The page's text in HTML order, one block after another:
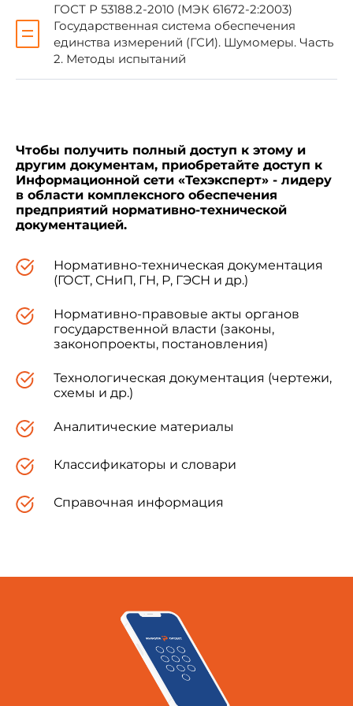
(артикуляционных таблиц).
Определение разборчивости речи следует
проводить в залах с естественной акустикой, а
Определение разборчивости речи в новых
и реконструируемых залах следует проводить
во время работы рабочей комиссии по приемке
этих помещений в эксплуатацию; при этом в
залах с количеством мест свыше 1200
обязательным. Необходимость определения
разборчивости речи в новых и
реконструируемых залах с количеством мест
1200 и менее, а также в существующих залах
устанавливается соответственно заказчиком
или предприятием, организацией,
учреждением, в ведении которых находятся
пояснения приведены в справочном
должно проводиться в пустом зале.
кондиционирования или вентиляции,
освещения должны соответствовать обычным
условиям эксплуатации зала.
Электроакустическая система,
предусмотренная в зале, должна работать в
нормальном режиме эксплуатации.
ГОСТ Р 53188.2-2010 (МЭК 61672-2:2003)
Государственная система обеспечения
единства измерений (ГСИ). Шумомеры. Часть
2. Методы испытаний
Чтобы получить полный доступ к этому и
другим документам, приобретайте доступ к
Информационной сети «Техэксперт» - лидеру
в области комплексного обеспечения
предприятий нормативно-технической
документацией.
Нормативно-техническая документация
(ГОСТ, СНиП, ГН, Р, ГЭСН и др.)
Нормативно-правовые акты органов
государственной власти (законы,
законопроекты, постановления)
Технологическая документация (чертежи,
схемы и др.)
Аналитические материалы
Классификаторы и словари
Справочная информация